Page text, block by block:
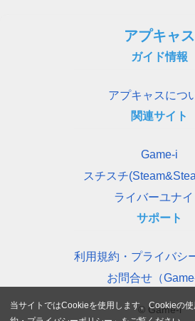
アプキャス
ガイド情報
アプキャスにつ
関連サイト
Game-i
スチスチ
ライバーユナイ
サポート
利用規約・プライバシ
お問合せ（
© Game-i
当サイトではCookieを使用します。Cookieの